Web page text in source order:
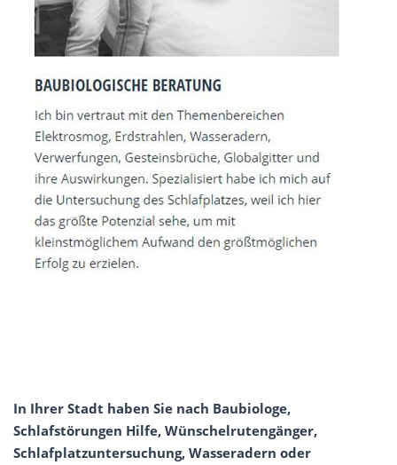
In Ihrer Stadt haben Sie nach Baubiologe,
Schlafstörungen Hilfe, Wünschelrutengänger,
Schlafplatzuntersuchung, Wasseradern oder